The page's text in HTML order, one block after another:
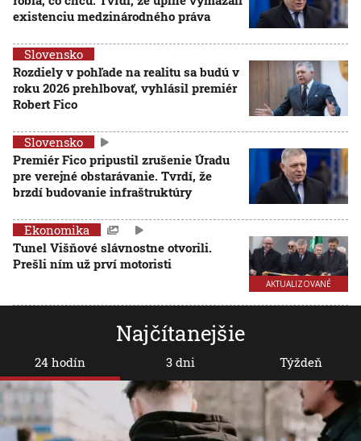
existenciu medzinárodného práva
Slovensko
Rozdiely v pohľade na realitu sa budú v
roku 2026 prehlbovať, vyhlásil premiér
Robert Fico
Slovensko
Premiér Fico pripustil zrušenie Úradu
pre verejné obstarávanie. Tvrdí, že
brzdí budovanie infraštruktúry
AKTUALIZOVANÉ
Ekonomika
Tunel Višňové slávnostne otvorili.
Prešli ním už prví motoristi
Najčítanejšie
24 hodín 3 dni Týždeň